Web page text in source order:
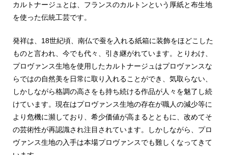
カルトナージュとは、フランスのカルトンという厚紙と布生地
を使った伝統工芸です。
発祥は、18世紀頃、南仏で蚕を入れる紙箱に装飾をほどこした
ものと言われ、今でも代々、引き継がれています。とりわけ、
プロヴァンス生地を使用したカルトナージュはプロヴァンスな
らではの自然美を日常に取り入れることができ、気取らない、
しかしながら格調の高さをも持ち続ける作品が人々を魅了し続
けています。現在はプロヴァンス生地の存在が職人の減少等に
より危機に瀕しており、希少価値が高まるとともに、改めてそ
の芸術性が再認識され注目されています。しかしながら、プロ
ヴァンス生地の入手は本場プロヴァンスでも難しくなってきて